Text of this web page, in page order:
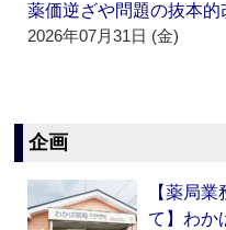
薬価逆ざや問題の抜本的
2026年07月31日 (金)
企画
【薬局
て】わか